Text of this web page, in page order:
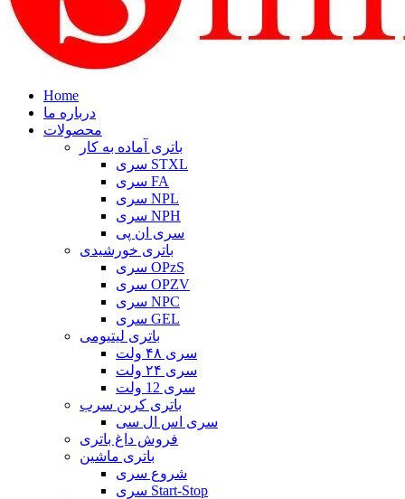
Home
درباره ما
محصولات
باتری آماده به کار
سری STXL
سری FA
سری NPL
سری NPH
سری ان پی
باتری خورشیدی
سری OPzS
سری OPZV
سری NPC
سری GEL
باتری لیتیومی
سری ۴۸ ولت
سری ۲۴ ولت
سری 12 ولت
باتری کربن سرب
سری اس ال سی
فروش داغ باتری
باتری ماشین
شروع سری
سری Start-Stop